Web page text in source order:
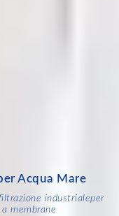
Acqua Mare
industrialeper
membrane